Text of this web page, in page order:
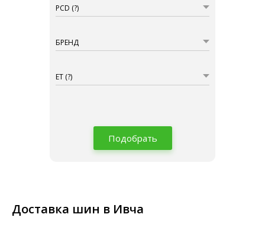
PCD (?)
БРЕНД
ET (?)
Подобрать
Доставка шин в Ивча